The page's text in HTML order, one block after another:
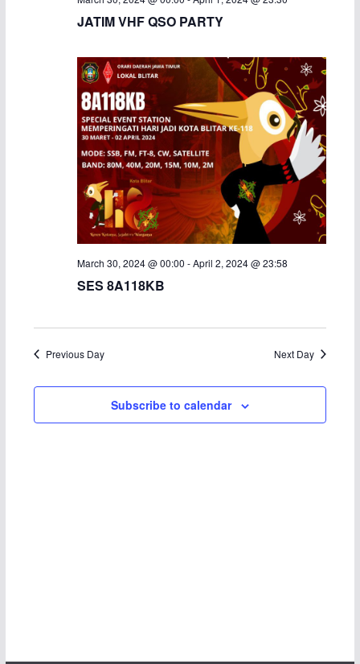
g
a
t
i
o
n
JATIM VHF QSO PARTY
March 30, 2024 @ 00:00 -April 2, 2024 @ 23:58
SES 8A118KB
Previous Day Next Day
Subscribe to calendar